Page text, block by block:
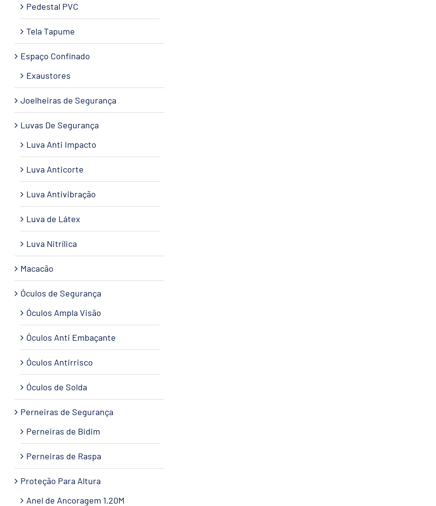
Pedestal PVC
Tela Tapume
Espaço Confinado
Exaustores
Joelheiras de Segurança
Luvas De Segurança
Luva Anti Impacto
Luva Anticorte
Luva Antivibração
Luva de Látex
Luva Nitrílica
Macacão
Óculos de Segurança
Óculos Ampla Visão
Óculos Anti Embaçante
Óculos Antirrisco
Óculos de Solda
Perneiras de Segurança
Perneiras de Bidim
Perneiras de Raspa
Proteção Para Altura
Anel de Ancoragem 1.20M